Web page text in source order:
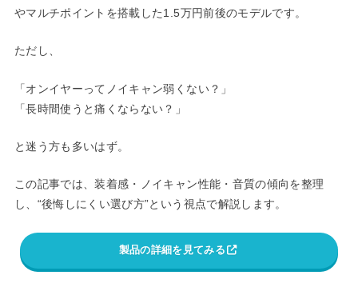
やマルチポイントを搭載した1.5万円前後のモデルです。
ただし、
「オンイヤーってノイキャン弱くない？」
「長時間使うと痛くならない？」
と迷う方も多いはず。
この記事では、装着感・ノイキャン性能・音質の傾向を整理
し、“後悔しにくい選び方”という視点で解説します。
製品の詳細を見てみる